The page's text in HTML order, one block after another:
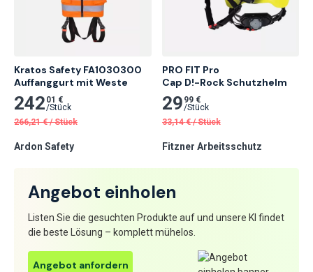
Angebot einholen
Listen Sie die gesuchten Produkte auf und unsere KI findet
die beste Lösung – komplett mühelos.
Angebot anfordern
Kratos Safety FA1030300
Auffanggurt mit Weste
242 01 €
/Stück
266,21 € /Stück
Ardon Safety
PRO FIT Pro
Cap D!-Rock Schutzhelm
29 99 €
/Stück
33,14 € /Stück
Fitzner Arbeitsschutz